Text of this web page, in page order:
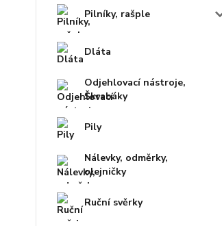
Pilníky, rašple
Dláta
Odjehlovací nástroje,
Škrabáky
Pily
Nálevky, odměrky,
olejničky
Ruční svěrky